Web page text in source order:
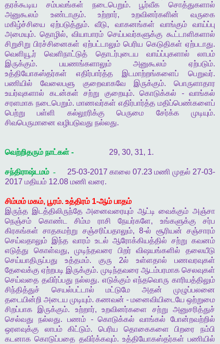
தரக்கூடிய
சம்பவங்கள் நடைபெறும்.பூர்வீக
சொத்துகளால்
அனுகூலம்
உண்டாகும். உற்றார், உறவினர்களின்
வருகை
மகிழ்ச்சியை
ஏற்படுத்தும்.வீடு, வாகனங்கள் வாங்கும்
வாய்ப்பு
அமையும். தொழில், வியாபாரம் செய்பவர்களுக்கு கூட்டாளிகளால்
சிறுசிறு பிரச்சினைகள் ஏற்பட்டாலும் பெரிய கெடுதிகள் ஏற்படாது.
வெளியூ,ர் வெளிநாட்டுத் தொடர்புடைய வாய்ப்புகளால்
லாபம்
இருக்கும். பயணங்களாலும் அனுகூலம் ஏற்படும்.
உத்தியோகஸ்தர்கள்
எதிர்பார்த்த இடமாற்றங்களைப் பெறுவர்.
பணியில்
வேலைபளு குறைவாகவே இருக்கும். பொருளாதார
உயர்வுகளால்
கடன்கள் சற்று குறையும். கொடுக்கல் - வாங்கல்
சரளமாக நடைபெறும். மாணவர்கள் எதிர்பார்த்த மதிப்பெண்களைப்
பெற்று
பள்ளி கல்லூரிக்கு பெருமை சேர்க்க முடியும்.
சிவபெருமானை வழிபடுவது நல்லது.
வெற்றிதரும் நாட்கள் - 29, 30, 31, 1.
சந்திராஷ்டமம் - 25-03-2017 காலை 07.23 மணி முதல் 27-03-
2017 மதியம் 12.08 மணி வரை.
சிம்மம் மகம், பூரம். உத்திரம் 1-ஆம் பாதம்
இருந்த இடத்திலிருந்தே அனைவரையும் ஆட்டி வைக்கும் அஞ்சா
நெஞ்சம்
கொண்ட சிம்ம ராசி நேயர்களே, உங்களுக்கு
சர்ப
கிரகங்கள்
சாதகமற்று சஞ்சரிப்பதாலும், 8-ல் சூரியன் சஞ்சாரம்
செய்வதாலும் இந்த வாரம் உடல் ஆரோக்கியத்தில் சற்று கவனம்
எடுத்து
கொள்வது,முடிந்தவரை பிறர் விஷயங்களில்
தலையீடு
செய்யாதிருப்பது
உத்தமம். குரு 2ல் உள்ளதால்
பணவரவுகள்
தேவைக்கு ஏற்றபடி இருக்கும். முடிந்தவரை ஆடம்பரமாக செலவுகள்
செய்வதை தவிர்ப்பது நல்லது. எடுக்கும் எந்தவொரு காரியத்திலும்
சிந்தித்துச்
செயல்பட்டால் மட்டுமே அதன்
முழுப்பலனை
தடையின்றி அடைய முடியும். கணவன் - மனைவியிடையே ஒற்றுமை
சிறப்பாக
இருக்கும். உற்றார்,உறவினர்களை சற்று
அனுசரித்துச்
செல்வது
நல்லது. பணம்-கொடுக்கல் வாங்கல்
போன்றவற்றில்
ஒரளவுக்கு
லாபம் கிட்டும்.பெரிய தொகைகளை பிறரை
நம்பி
கடனாக கொடுப்பதை தவிர்க்கவும். உத்தியோகஸ்தர்கள் பணியில்